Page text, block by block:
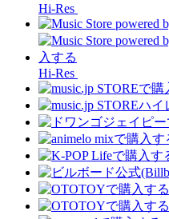
Hi-Res
Hi-Res